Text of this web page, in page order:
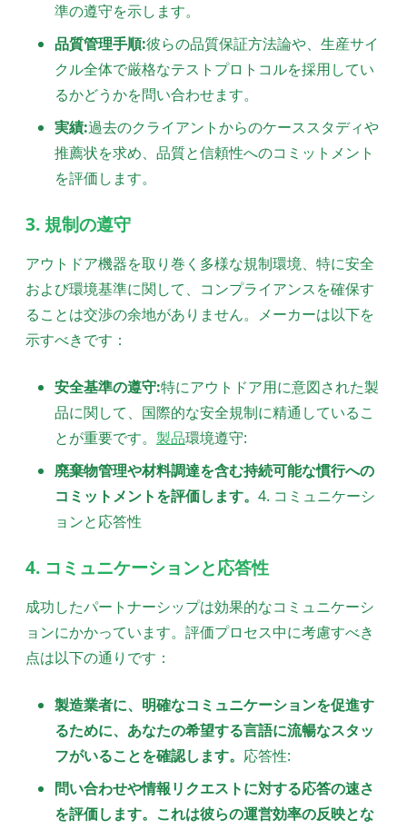
準の遵守を示します。
品質管理手順:彼らの品質保証方法論や、生産サイ
クル全体で厳格なテストプロトコルを採用してい
るかどうかを問い合わせます。
実績:過去のクライアントからのケーススタディや
推薦状を求め、品質と信頼性へのコミットメント
を評価します。
3. 規制の遵守
アウトドア機器を取り巻く多様な規制環境、特に安全
および環境基準に関して、コンプライアンスを確保す
ることは交渉の余地がありません。メーカーは以下を
示すべきです：
安全基準の遵守:特にアウトドア用に意図された製
品に関して、国際的な安全規制に精通しているこ
とが重要です。 製品環境遵守:
廃棄物管理や材料調達を含む持続可能な慣行への
コミットメントを評価します。 4. コミュニケーシ
ョンと応答性
4. コミュニケーションと応答性
成功したパートナーシップは効果的なコミュニケーシ
ョンにかかっています。評価プロセス中に考慮すべき
点は以下の通りです：
製造業者に、明確なコミュニケーションを促進す
るために、あなたの希望する言語に流暢なスタッ
フがいることを確認します。 応答性:
問い合わせや情報リクエストに対する応答の速さ
を評価します。これは彼らの運営効率の反映とな